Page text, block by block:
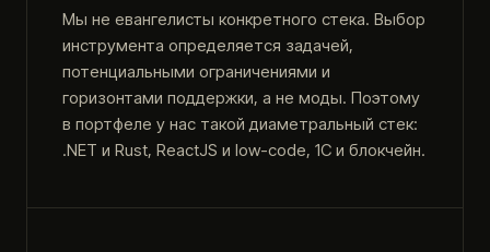
Мы не евангелисты конкретного стека. Выбор
инструмента определяется задачей,
потенциальными ограничениями и
горизонтами поддержки, а не моды. Поэтому
в портфеле у нас такой диаметральный стек:
.NET и Rust, ReactJS и low-code, 1С и блокчейн.